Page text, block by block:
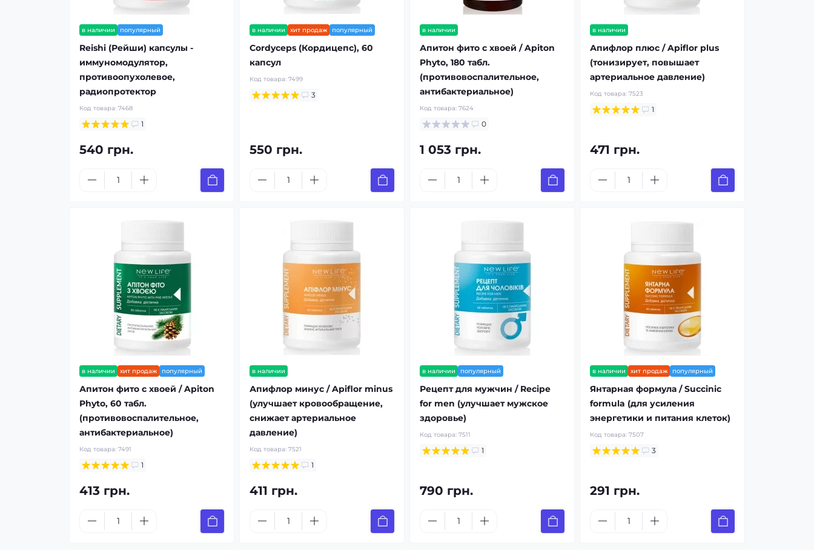
в наличии популярный
Reishi (Рейши) капсулы -
иммуномодулятор,
противоопухолевое,
радиопротектор
Код товара: 7468
1
540 грн.
в наличии хит продаж популярный
Cordyceps (Кордицепс), 60
капсул
Код товара: 7499
3
550 грн.
в наличии
Апитон фито с хвоей / Apiton
Phyto, 180 табл.
(противовоспалительное,
антибактериальное)
Код товара: 7624
0
1 053 грн.
в наличии
Апифлор плюс / Apiflor plus
(тонизирует, повышает
артериальное давление)
Код товара: 7523
1
471 грн.
в наличии хит продаж популярный
Апитон фито с хвоей / Apiton
Phyto, 60 табл.
(противовоспалительное,
антибактериальное)
Код товара: 7491
1
413 грн.
в наличии
Апифлор минус / Apiflor minus
(улучшает кровообращение,
снижает артериальное
давление)
Код товара: 7521
1
411 грн.
в наличии популярный
Рецепт для мужчин / Recipe
for men (улучшает мужское
здоровье)
Код товара: 7511
1
790 грн.
в наличии хит продаж популярный
Янтарная формула / Succinic
formula (для усиления
энергетики и питания клеток)
Код товара: 7507
3
291 грн.